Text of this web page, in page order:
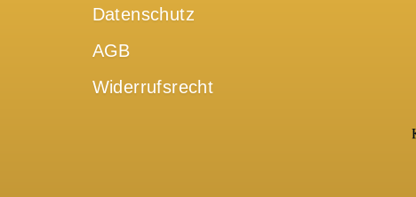
Datenschutz
AGB
Widerrufsrecht